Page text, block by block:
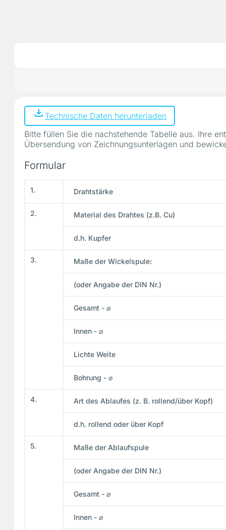
Technische Daten herunterladen
Bitte füllen Sie die nachstehende Tabelle aus. Ihre
Übersendung von Zeichnungsunterlagen und
Formular
1. Drahtstärke
2. Material des Drahtes (z.B. Cu)
d.h. Kupfer
3. Maße der Wickelspule:
(oder Angabe der DIN Nr.)
Gesamt - ⌀
Innen - ⌀
Lichte Weite
Bohrung - ⌀
4. Art des Ablaufes (z. B. rollend/über Kopf)
d.h. rollend oder über Kopf
5. Maße der Ablaufspule
(oder Angabe der DIN Nr.)
Gesamt - ⌀
Innen - ⌀